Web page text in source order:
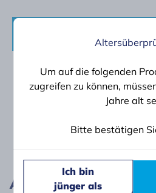
Bereits ein Konto?
Anschrift
Um auf die folgenden
zugreifen zu können,
Jahre alt
Bitte bestätigen
Ich bin
jünger als